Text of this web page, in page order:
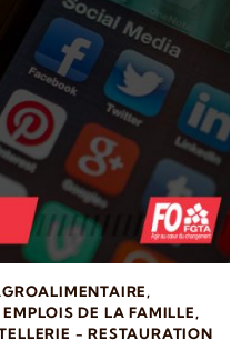
,
EMPLOIS DE LA FAMILLE,
- RESTAURATION